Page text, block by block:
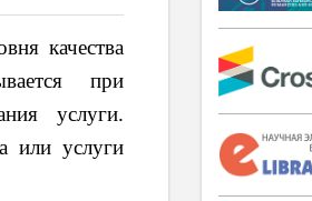
качества
при
услуги.
или услуги